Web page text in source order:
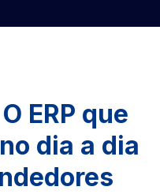
ERP que
dia a dia